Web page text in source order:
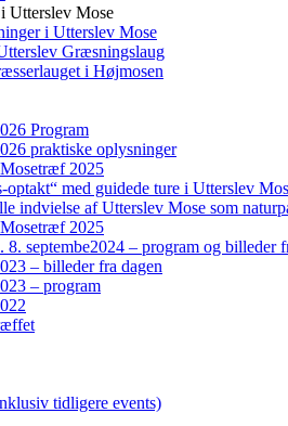
Utterslev Mose
i Utterslev Mose
Græsningslaug
i Højmosen
Program
praktiske oplysninger
2025
optakt“ med guidede ture i Utterslev
indvielse af Utterslev Mose som
2025
septembe2024 – program og billeder
– billeder fra dagen
– program
tidligere events)